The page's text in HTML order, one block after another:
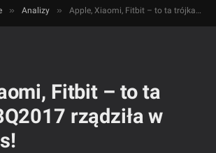
» Analizy » Apple, Xiaomi, Fitbit – to ta trójka w 3Q2017 rządziła w wearables!
Fitbit – to ta
rządziła w